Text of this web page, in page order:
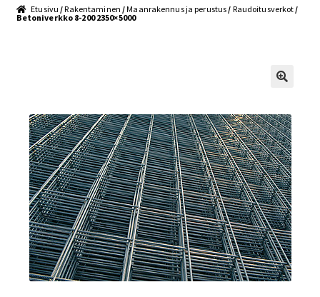
Etusivu /Rakentaminen /Maanrakennus ja perustus / Raudoitusverkot /
Betoniverkko 8-200 2350×5000